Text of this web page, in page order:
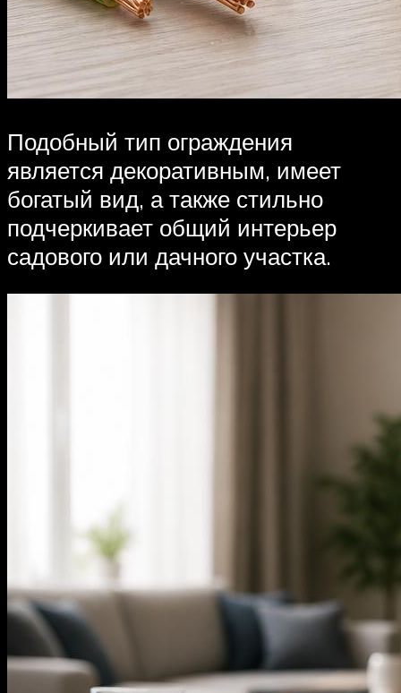
Подобный тип ограждения
является декоративным, имеет
богатый вид, а также стильно
подчеркивает общий интерьер
садового или дачного участка.